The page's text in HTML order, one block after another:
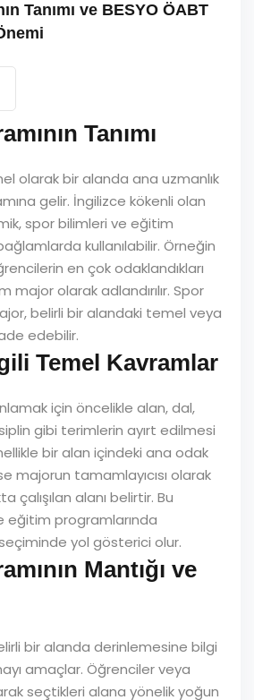
Tanımı ve BESYO ÖABT
Tanımı
olarak bir alanda ana uzmanlık
gelir. İngilizce kökenli olan
spor bilimleri ve eğitim
kullanılabilir. Örneğin
en çok odaklandıkları
major olarak adlandırılır. Spor
belirli bir alandaki temel veya
edebilir.
Temel Kavramlar
için öncelikle alan, dal,
gibi terimlerin ayırt edilmesi
bir alan içindeki ana odak
majorun tamamlayıcısı olarak
çalışılan alanı belirtir. Bu
eğitim programlarında
yol gösterici olur.
Mantığı ve
bir alanda derinlemesine bilgi
amaçlar. Öğrenciler veya
seçtikleri alana yönelik yoğun